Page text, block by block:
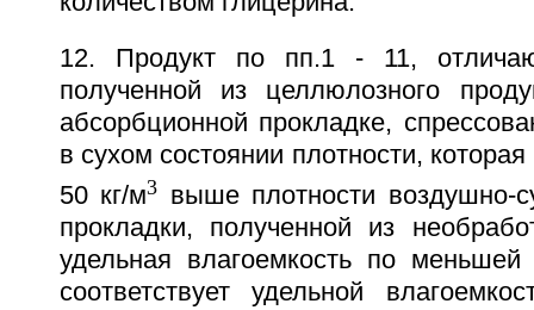
12. Продукт по пп.1 - 11,
полученной из целлюлозного
абсорбционной прокладке,
в сухом состоянии плотности,
50 кг/м3 выше плотности воздушно-
прокладки, полученной из
удельная влагоемкость по
соответствует удельной